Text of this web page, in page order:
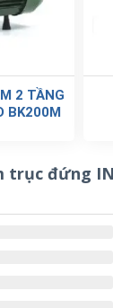
2 TẦNG
BK200M
trục đứng